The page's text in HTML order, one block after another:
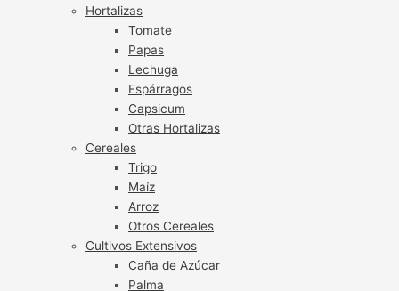
Hortalizas
Tomate
Papas
Lechuga
Espárragos
Capsicum
Otras Hortalizas
Cereales
Trigo
Maíz
Arroz
Otros Cereales
Cultivos Extensivos
Caña de Azúcar
Palma